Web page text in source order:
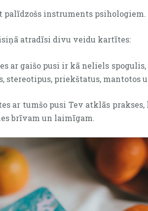
palīdzošs instruments psihologiem.
atradīsi divu veidu kartītes:
ar gaišo pusi ir kā neliels
stereotipus, priekštatus, mantotos
ar tumšo pusi Tev atklās
brīvam un laimīgam.